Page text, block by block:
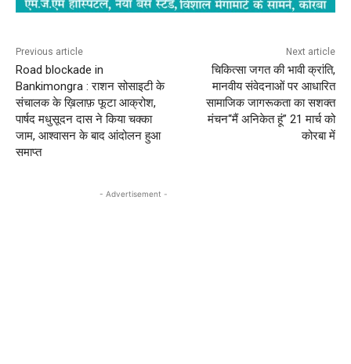
Previous article
Road blockade in
Bankimongra : राशन सोसाइटी के
संचालक के ख़िलाफ़ फूटा आक्रोश,
पार्षद मधुसूदन दास ने किया चक्का
जाम, आश्वासन के बाद आंदोलन हुआ
समाप्त
Next article
चिकित्सा जगत की भावी क्रांति,
मानवीय संवेदनाओं पर आधारित
सामाजिक जागरूकता का सशक्त
मंचन“मैं अनिकेत हूं” 21 मार्च को
कोरबा में
- Advertisement -